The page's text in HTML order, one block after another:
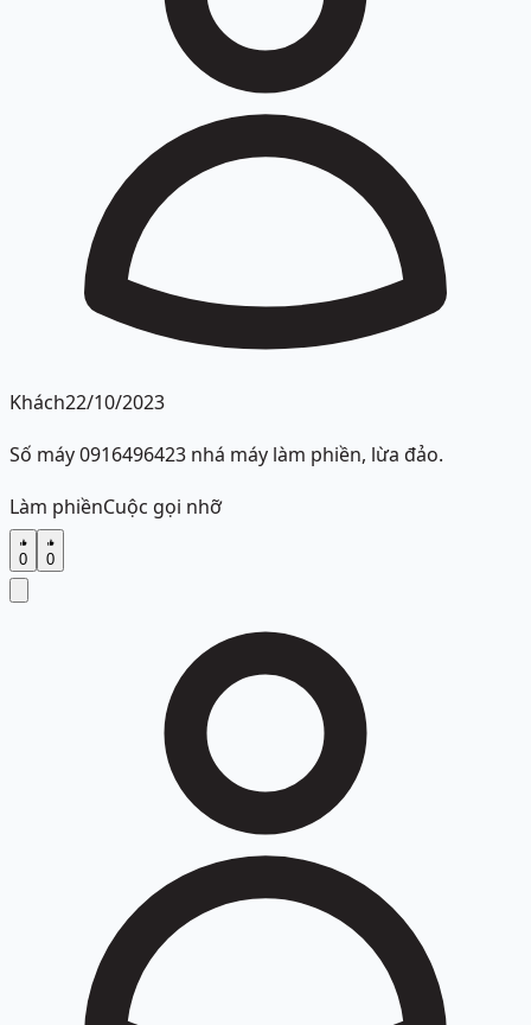
Khách22/10/2023
Số máy 0916496423 nhá máy làm phiền, lừa đảo.
Làm phiềnCuộc gọi nhỡ
0 0